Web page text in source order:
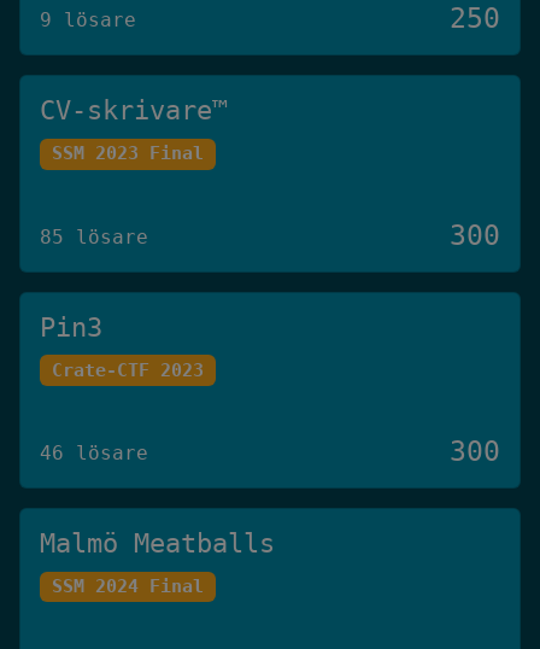
9 lösare 250
CV-skrivare™️
SSM 2023 Final
85 lösare 300
Pin3
Crate-CTF 2023
46 lösare 300
Malmö Meatballs
SSM 2024 Final